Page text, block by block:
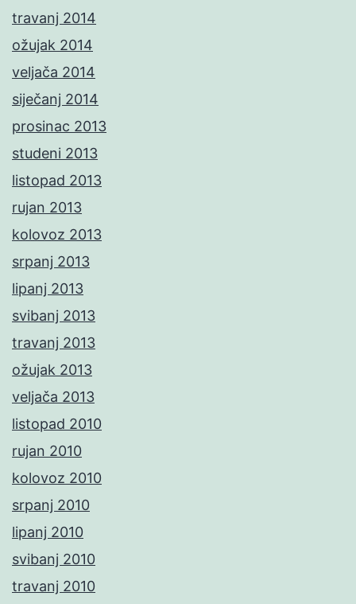
travanj 2014
ožujak 2014
veljača 2014
siječanj 2014
prosinac 2013
studeni 2013
listopad 2013
rujan 2013
kolovoz 2013
srpanj 2013
lipanj 2013
svibanj 2013
travanj 2013
ožujak 2013
veljača 2013
listopad 2010
rujan 2010
kolovoz 2010
srpanj 2010
lipanj 2010
svibanj 2010
travanj 2010